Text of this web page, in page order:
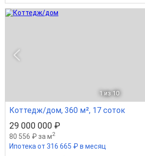
1 из 10
Коттедж/дом, 360 м², 17 соток
29 000 000 ₽
80 556 ₽ за м2
Ипотека от 316 665 ₽ в месяц